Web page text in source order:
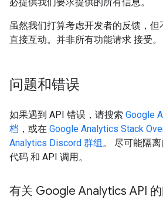
虽然我们打算考虑开发者的反馈，但
直接互动。并非所有功能请求 接受。
问题和错误
如果遇到 API 错误，请搜索 Google
档 ，或在 Google Analytics Stack
Analytics Discord 群组。 尽可能隔
代码 和 API 调用。
有关 Google Analytics API